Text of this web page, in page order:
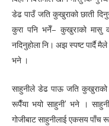
डेढ पाउँ जति कुखुराको छाती
कुरा पनि भनेँ– कुखुराको मासु
नदिनुहोला नि। अझ स्पष्ट पार्दै
भने ।
साहुनीले डेढ पाऊ जति कुखुराको
रूपैँया भयो साहुनी’ भने ।
गोजीबाट साहुनीलाई एकसय पाँच